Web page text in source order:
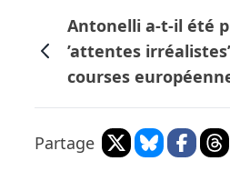
Antonelli a-t-il été
’attentes
courses
Partage